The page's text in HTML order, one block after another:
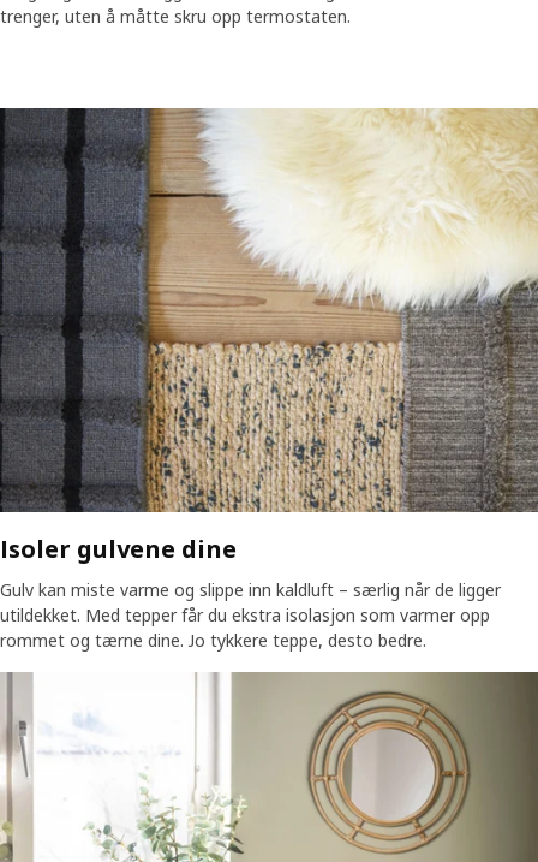
trenger, uten å måtte skru opp termostaten.
Isoler gulvene dine
Gulv kan miste varme og slippe inn kaldluft – særlig når de ligger
utildekket. Med tepper får du ekstra isolasjon som varmer opp
rommet og tærne dine. Jo tykkere teppe, desto bedre.